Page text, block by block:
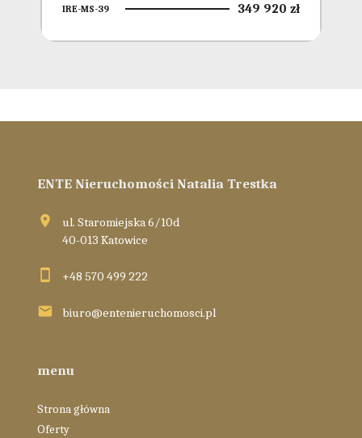
IRE-MS-39 349 920 zł
ENTE Nieruchomości Natalia Trestka
ul. Staromiejska 6/10d
40-013 Katowice
+48 570 499 222
biuro@entenieruchomosci.pl
menu
Strona główna
Oferty